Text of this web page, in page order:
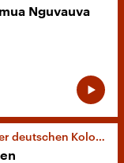
Nguvauva
Kolonialismus